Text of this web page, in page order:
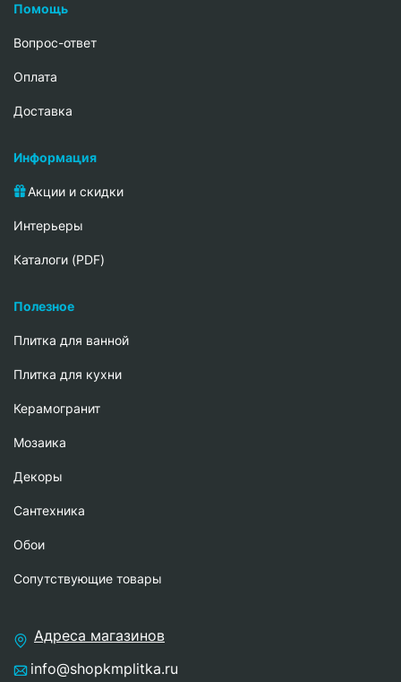
Помощь
Вопрос-ответ
Oплата
Доставка
Информация
Акции и скидки
Интерьеры
Каталоги (PDF)
Полезное
Плитка для ванной
Плитка для кухни
Керамогранит
Мозаика
Декоры
Сантехника
Обои
Сопутствующие товары
Адреса магазинов
info@shopkmplitka.ru